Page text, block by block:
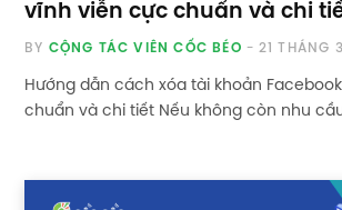
vĩnh viễn cực chuẩn và chi
BY CỘNG TÁC VIÊN CỐC BÉO 21 THÁNG
Hướng dẫn cách xóa tài khoản
chuẩn và chi tiết Nếu không còn nhu